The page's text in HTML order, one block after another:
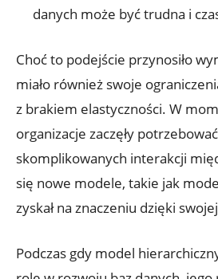
danych może być trudna i
Choć to ⁤podejście przynosiło
‍miało również swoje
z brakiem elastyczności. W
organizacje zaczęły
skomplikowanych interakcji
‌się nowe modele, takie jak
⁣zyskał na⁣ znaczeniu​ dzięki
Podczas gdy model